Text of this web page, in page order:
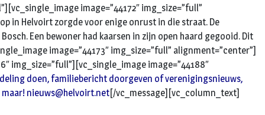
image=”44172″ img_size=”full”
in Helvoirt zorgde voor enige onrust in die straat. De
Een bewoner had kaarsen in zijn open haard gegooid. Dit
image=”44173″ img_size=”full” alignment=”center”]
img_size=”full”][vc_single_image image=”44188″
doen, familiebericht doorgeven of verenigingsnieuws,
nieuws@helvoirt.net[/vc_message][vc_column_text]